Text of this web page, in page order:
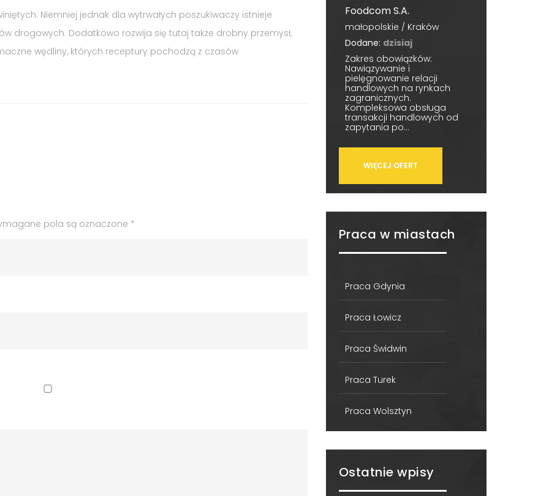
Niemniej jednak dla wytrwałych poszukiwaczy istnieje
drogowych. Dodatkowo rozwija się tutaj także drobny przemysł,
wędliny, których receptury pochodzą z czasów
pola są oznaczone *
Foodcom S.A.
małopolskie / Kraków
Dodane: dzisiaj
Zakres obowiązków:
Nawiązywanie i
pielęgnowanie relacji
handlowych na rynkach
zagranicznych.
Kompleksowa obsługa
transakcji handlowych od
zapytania po...
WIĘCEJ OFERT
Praca w miastach
Praca Gdynia
Praca Łowicz
Praca Świdwin
Praca Turek
Praca Wolsztyn
Ostatnie wpisy